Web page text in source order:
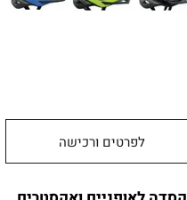
לפרטים ורכישה